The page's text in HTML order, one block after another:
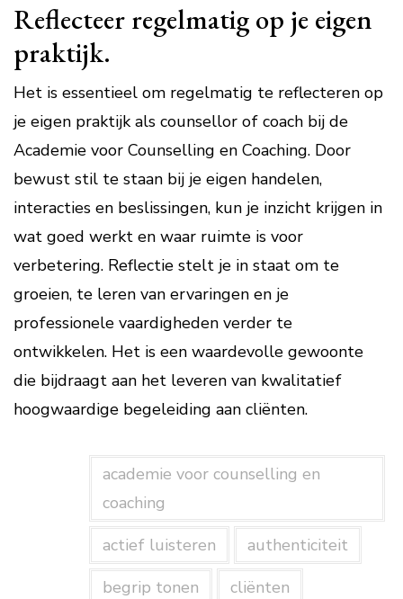
Reflecteer regelmatig op je eigen
praktijk.
Het is essentieel om regelmatig te reflecteren op
je eigen praktijk als counsellor of coach bij de
Academie voor Counselling en Coaching. Door
bewust stil te staan bij je eigen handelen,
interacties en beslissingen, kun je inzicht krijgen in
wat goed werkt en waar ruimte is voor
verbetering. Reflectie stelt je in staat om te
groeien, te leren van ervaringen en je
professionele vaardigheden verder te
ontwikkelen. Het is een waardevolle gewoonte
die bijdraagt aan het leveren van kwalitatief
hoogwaardige begeleiding aan cliënten.
academie voor counselling en
coaching
actief luisteren
authenticiteit
begrip tonen
cliënten